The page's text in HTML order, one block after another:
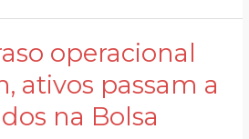
operacional
ativos passam a
na Bolsa